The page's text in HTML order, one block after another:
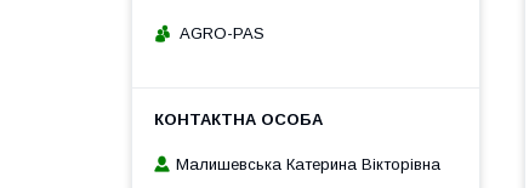
AGRO-PAS
Малишевська Катерина Вікторівна